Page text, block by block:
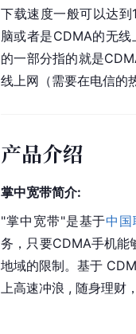
下载速度一般可以达
脑或者是CDMA的无
的一部分指的就是
线上网（需要在电信的
产品介绍
掌中宽带简介:
"掌中宽带"是基于中
务，只要CDMA手机能
地域的限制。基于
上高速冲浪 , 随身理财